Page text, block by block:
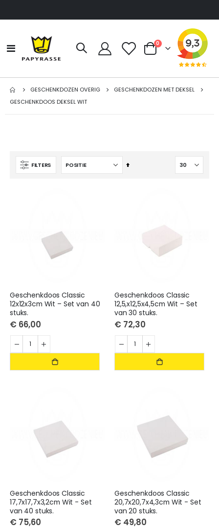
Toggle
Nav
Cart
0producten
GESCHENKDOZEN OVERIG
GESCHENKDOZEN MET DEKSEL
GESCHENKDOOS DEKSEL WIT
FILTERS
Van
Geschenkdoos Classic
12x12x3cm Wit – Set van 40
stuks.
€ 66,00
Geschenkdoos Classic
12,5,x12,5x4,5cm Wit – Set
van 30 stuks.
€ 72,30
Geschenkdoos Classic
17,7x17,7x3,2cm Wit - Set
van 40 stuks.
€ 75,60
Geschenkdoos Classic
20,7x20,7x4,3cm Wit - Set
van 20 stuks.
€ 49,80